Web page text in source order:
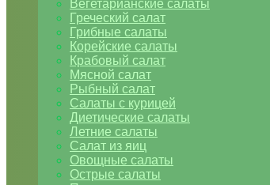
Вегетарианские салаты
Греческий салат
Грибные салаты
Корейские салаты
Крабовый салат
Мясной салат
Рыбный салат
Салаты с курицей
Диетические салаты
Летние салаты
Салат из яиц
Овощные салаты
Острые салаты